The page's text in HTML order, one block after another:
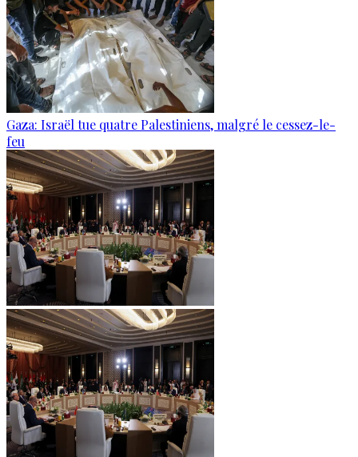
Gaza: Israël tue quatre Palestiniens, malgré le cessez-le-
feu